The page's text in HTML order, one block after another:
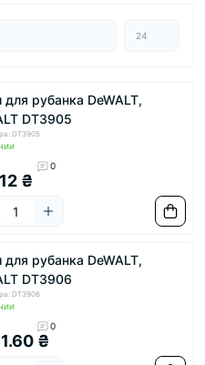
рубанка DeWALT,
DT3905
DT3905
0
₴
рубанка DeWALT,
DT3906
DT3906
0
₴